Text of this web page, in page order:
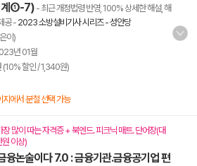
계①-7)- 최근 개정법령 반영, 100% 상세한 해설, 해
공- 2023 소방설비기사 시리즈 - 성안당
이)
년 01월
(10% 할인 / 1,340원)
지에서 분철 선택 가능
많이 따는 자격증 + 북엔드. 피크닉 매트. 단어장(대
이상)
융논술이다 7.0 : 금융기관.금융공기업 편